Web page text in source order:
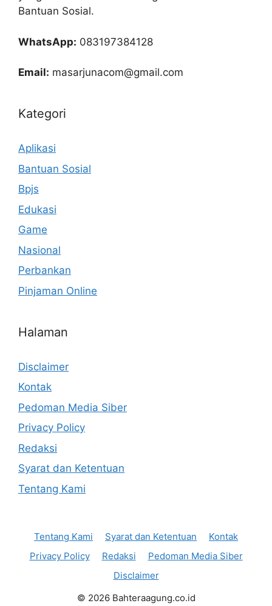
Bantuan Sosial.
WhatsApp: 083197384128
Email: masarjunacom@gmail.com
Kategori
Aplikasi
Bantuan Sosial
Bpjs
Edukasi
Game
Nasional
Perbankan
Pinjaman Online
Halaman
Disclaimer
Kontak
Pedoman Media Siber
Privacy Policy
Redaksi
Syarat dan Ketentuan
Tentang Kami
Tentang Kami Syarat dan Ketentuan
Kontak
Privacy Policy
Redaksi
Pedoman Media Siber
Disclaimer
© 2026 Bahteraagung.co.id